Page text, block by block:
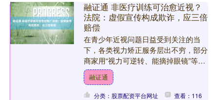
融证通 非医疗训练可治愈近视？
法院：虚假宣传构成欺诈，应三倍
赔偿
在青少年近视问题日益受到关注的当
下，各类视力矫正服务层出不穷，部分
商家用“视力可逆转、能摘掉眼镜”等说
法吸引家长付费。然而，近视真的能通
过非医疗训练治愈吗？如果....
融证通
分类：股票配资平台网址 查看：116